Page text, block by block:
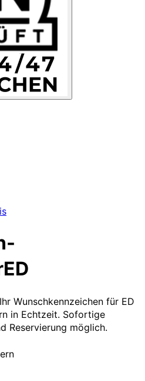
ED
Wunschkennzeichen für ED
in Echtzeit. Sofortige
Reservierung möglich.